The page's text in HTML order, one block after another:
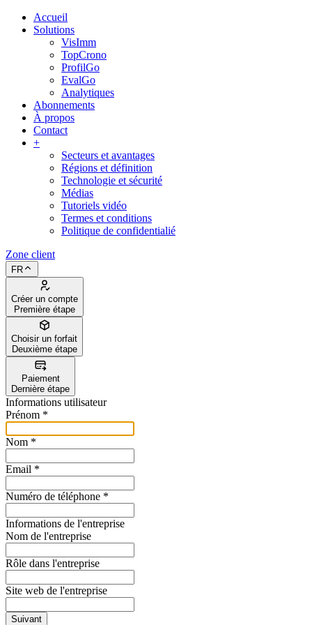
Accueil
Solutions
VisImm
TopCrono
ProfilGo
EvalGo
Analytiques
Abonnements
À propos
Contact
+
Secteurs et avantages
Régions et définition
Technologie et sécurité
Médias
Tutoriels vidéo
Termes et conditions
Politique de confidentialié
Zone client
FR
Créer un compte
Première étape
Choisir un forfait
Deuxième étape
Paiement
Dernière étape
Informations utilisateur
Prénom *
Nom *
Email *
Numéro de téléphone *
Informations de l'entreprise
Nom de l'entreprise
Rôle dans l'entreprise
Site web de l'entreprise
Suivant